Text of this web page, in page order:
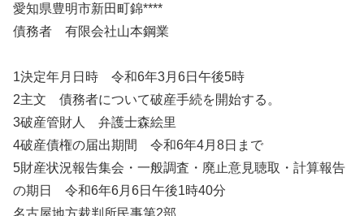
愛知県豊明市新田町錦****
債務者 有限会社山本鋼業
1決定年月日時 令和6年3月6日午後5時
2主文 債務者について破産手続を開始する。
3破産管財人 弁護士森絵里
4破産債権の届出期間 令和6年4月8日まで
5財産状況報告集会・一般調査・廃止意見聴取・計算報告
の期日 令和6年6月6日午後1時40分